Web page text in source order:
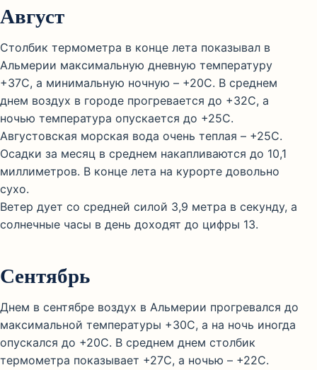
Август
Столбик термометра в конце лета показывал в
Альмерии максимальную дневную температуру
+37С, а минимальную ночную – +20С. В среднем
днем воздух в городе прогревается до +32С, а
ночью температура опускается до +25С.
Августовская морская вода очень теплая – +25С.
Осадки за месяц в среднем накапливаются до 10,1
миллиметров. В конце лета на курорте довольно
сухо.
Ветер дует со средней силой 3,9 метра в секунду, а
солнечные часы в день доходят до цифры 13.
Сентябрь
Днем в сентябре воздух в Альмерии прогревался до
максимальной температуры +30С, а на ночь иногда
опускался до +20С. В среднем днем столбик
термометра показывает +27С, а ночью – +22С.